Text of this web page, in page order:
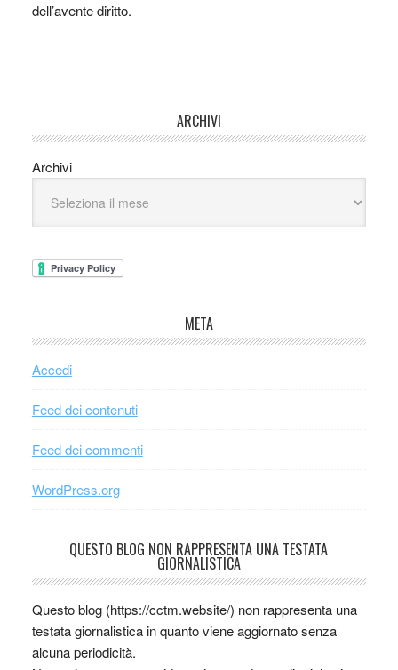
dell’avente diritto.
ARCHIVI
Archivi
META
Accedi
Feed dei contenuti
Feed dei commenti
WordPress.org
QUESTO BLOG NON RAPPRESENTA UNA TESTATA
GIORNALISTICA
Questo blog (https://cctm.website/) non rappresenta una
testata giornalistica in quanto viene aggiornato senza
alcuna periodicità.